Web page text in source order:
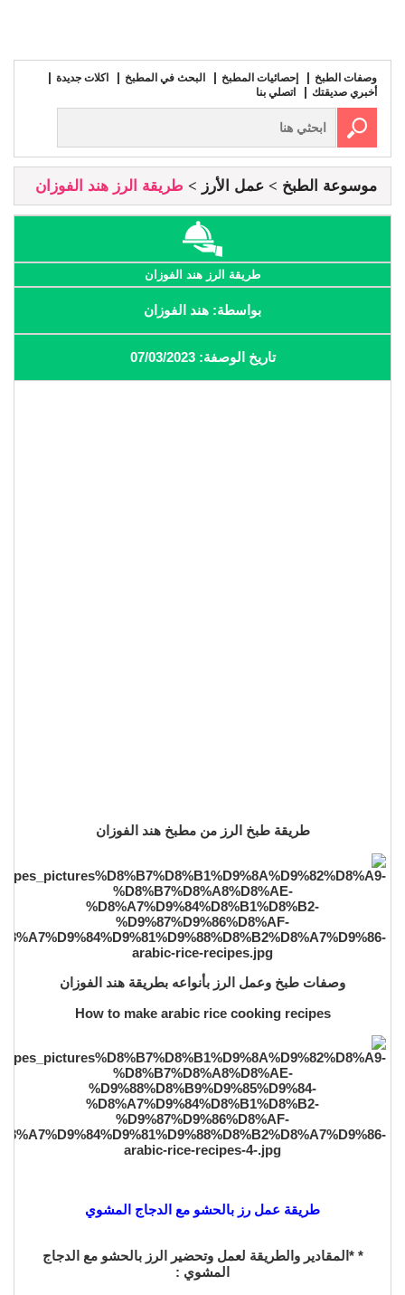
وصفات الطبخ إحصائيات المطبخ البحث في المطبخ
اكلات جديدة
أخبري صديقتك
اتصلي بنا
موسوعة الطبخ عمل الأرز طريقة الرز هند الفوزان
طريقة الرز هند الفوزان
بواسطة: هند الفوزان
تاريخ الوصفة: 07/03/2023
طريقة طبخ الرز من مطبخ هند الفوزان
وصفات طبخ وعمل الرز بأنواعه بطريقة هند الفوزان
How to make arabic rice cooking recipes
طريقة عمل رز بالحشو مع الدجاج المشوي
* *المقادير والطريقة لعمل وتحضير الرز بالحشو مع الدجاج
المشوي :